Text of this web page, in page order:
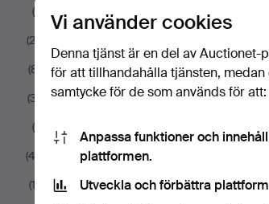
(9)
(23)
(81)
(37)
(4)
(43)
(12)
Salt- och pepparkar samt
behållare med 12 …
Värdering
Vi använder cookies
Denna tjänst är en del av
för att tillhandahålla tjänsten,
samtycke för de som används för att:
Anpassa funktioner och
plattformen.
Utveckla och förbättra